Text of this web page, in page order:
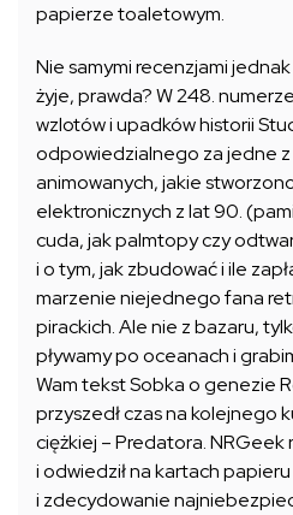
papierze toaletowym.
Nie samymi recenzjami
żyje, prawda? W 248.
wzlotów i upadków historii
odpowiedzialnego za jedne
animowanych, jakie
elektronicznych z lat 90.
cuda, jak palmtopy czy
i o tym, jak zbudować i ile
marzenie niejednego fana
pirackich. Ale nie z bazaru,
pływamy po oceanach i
Wam tekst Sobka o genezie
przyszedł czas na kolejnego
ciężkiej – Predatora. NRGeek
i odwiedził na kartach papieru
i zdecydowanie